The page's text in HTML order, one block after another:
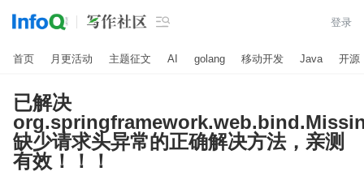
 登录
首页 月更活动 主题征文 AI golang 移动开发 Java 开源
已解决
缺少请求头异常的正确解决方法，亲测
有效！！！